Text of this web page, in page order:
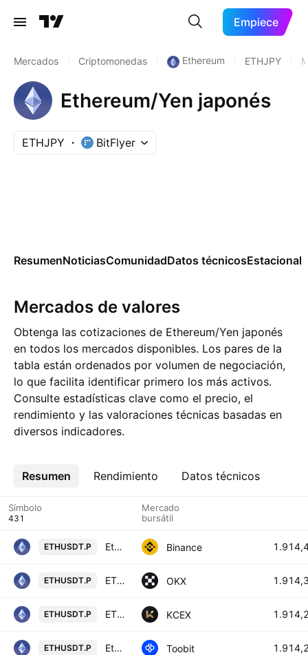
Empiece
Mercados Criptomonedas Ethereum ETHJPY
Ethereum/Yen japonés
ETHJPY BitFlyer
ResumenNoticiasComunidadDatos técnicos
Mercados de valores
Obtenga las cotizaciones de Ethereum/Yen japonés
en todos los mercados disponibles. Los pares de la
tabla están ordenados por volumen de negociación,
lo que facilita identificar primero los más activos.
Consulte estadísticas clave como el precio, el
rendimiento y las valoraciones técnicas basadas en
diversos indicadores.
Resumen Rendimiento Datos técnicos
Más
Símbolo
Mercado
bursátil
ETHUSDT.P Ethereum / TetherUS PERPETUAL CONTRACT Binance
ETHUSDT.P ETHUSDT Perpetual Swap Contract OKX
ETHUSDT.P ETHEREUM / USDT PERPETUAL SWAP CONTRACT KCEX
ETHUSDT.P Ethereum/TetherUS Toobit